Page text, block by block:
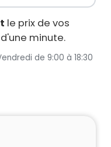
le prix de vos
minute.
de 9:00 à 18:30